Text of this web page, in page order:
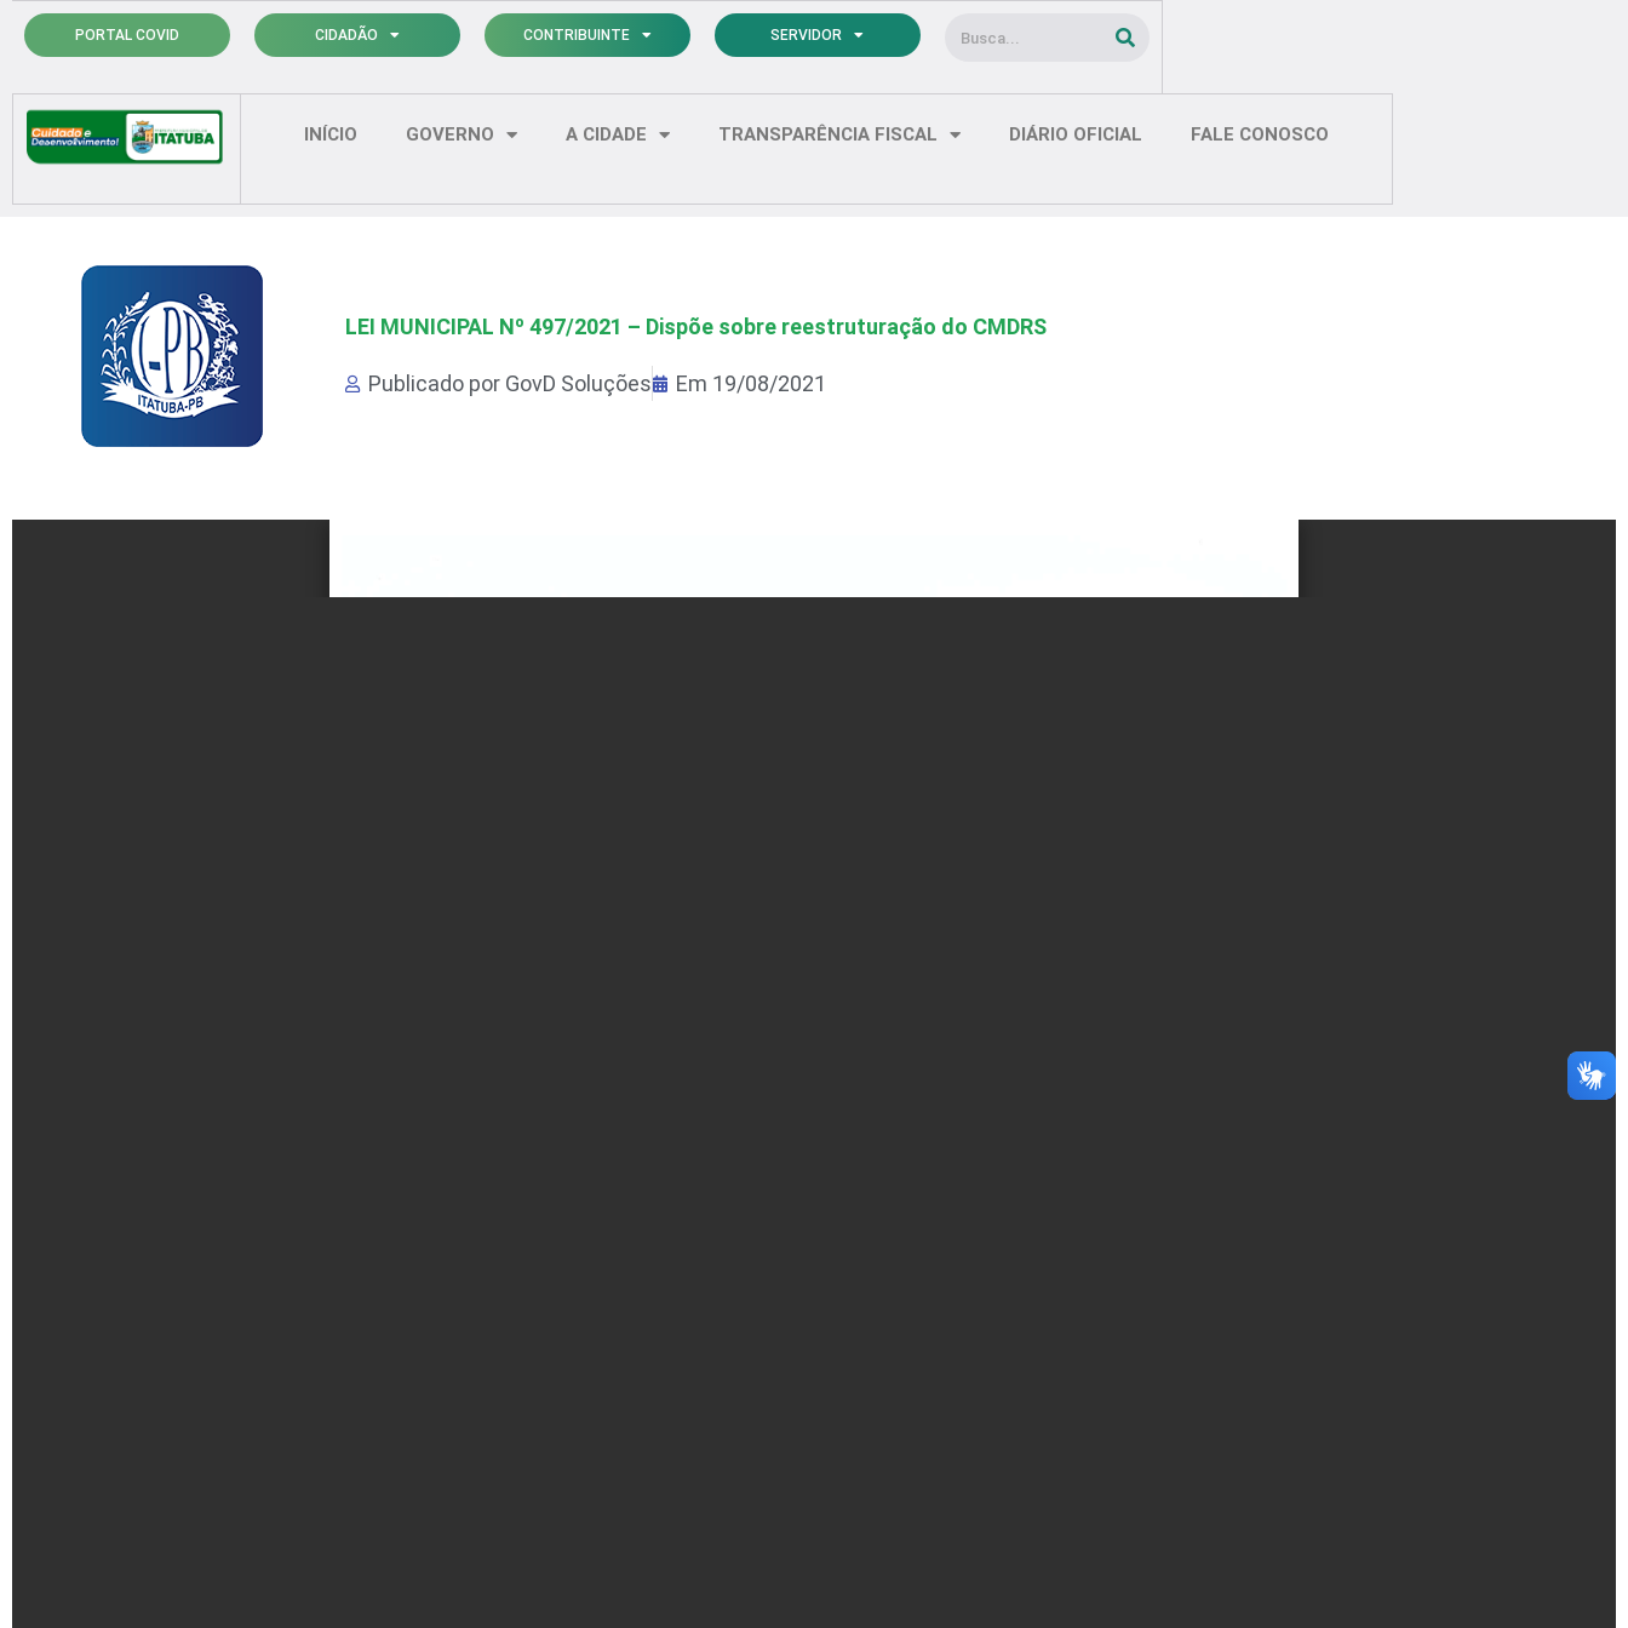
para
conteúdo
PORTAL COVID CIDADÃO CONTRIBUINTE SERVIDOR Pesquisar
INÍCIO GOVERNO A CIDADE TRANSPARÊNCIA FISCAL DIÁRIO OFICIAL FALE CONOSCO
LEI MUNICIPAL Nº 497/2021 – Dispõe sobre reestruturação do CMDRS
Publicado por GovD Soluções Em 19/08/2021